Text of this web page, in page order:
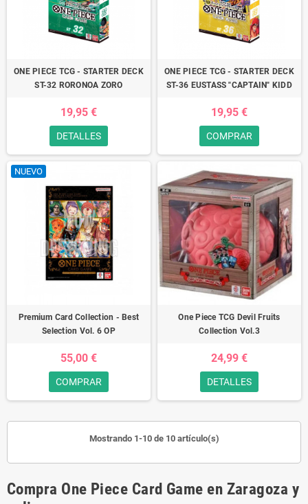
ONE PIECE TCG - STARTER DECK
ST-32 RORONOA ZORO
19,95 €
DETALLES
ONE PIECE TCG - STARTER DECK
ST-36 EUSTASS "CAPTAIN" KIDD
19,95 €
COMPRAR
NUEVO
Premium Card Collection - Best
Selection Vol. 6 OP
55,00 €
COMPRAR
One Piece TCG Devil Fruits
Collection Vol.3
24,99 €
DETALLES
Mostrando 1-10 de 10 artículo(s)
Compra One Piece Card Game en Zaragoza y